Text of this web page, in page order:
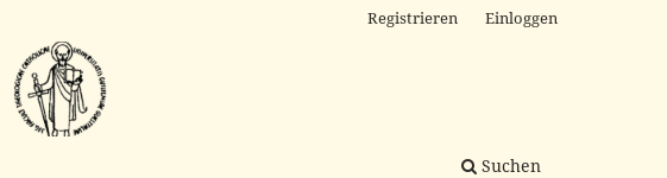
Suchen
Registrieren Einloggen